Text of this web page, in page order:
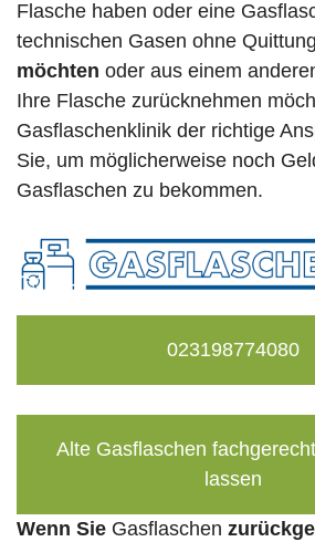
Flasche haben oder eine
technischen Gasen ohne Quittung
möchten oder aus einem
Ihre Flasche zurücknehmen
Gasflaschenklinik der richtige
Sie, um möglicherweise noch
Gasflaschen zu bekommen.
023198774080
Alte Gasflaschen
lassen
Wenn Sie Gasflaschen